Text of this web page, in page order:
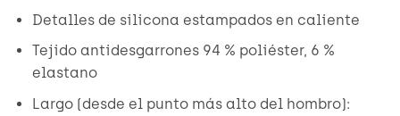
Detalles de silicona estampados en caliente
Tejido antidesgarrones 94 % poliéster, 6 %
elastano
Largo (desde el punto más alto del hombro):